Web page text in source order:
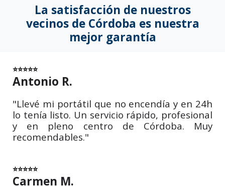
La satisfacción de nuestros
vecinos de Córdoba es nuestra
mejor garantía
⭐⭐⭐⭐⭐
Antonio R.
"Llevé mi portátil que no encendía y en 24h
lo tenía listo. Un servicio rápido, profesional
y en pleno centro de Córdoba. Muy
recomendables."
⭐⭐⭐⭐⭐
Carmen M.